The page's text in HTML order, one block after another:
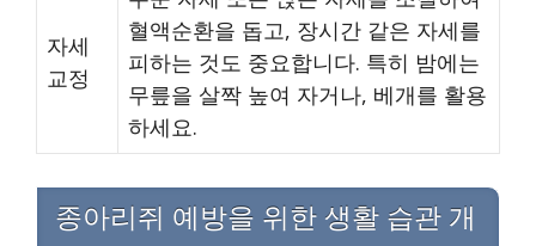
자세
교정
혈액순환을 돕고, 장시간 같은 자세를
피하는 것도 중요합니다. 특히 밤에는
무릎을 살짝 높여 자거나, 베개를 활용
하세요.
종아리쥐 예방을 위한 생활 습관 개